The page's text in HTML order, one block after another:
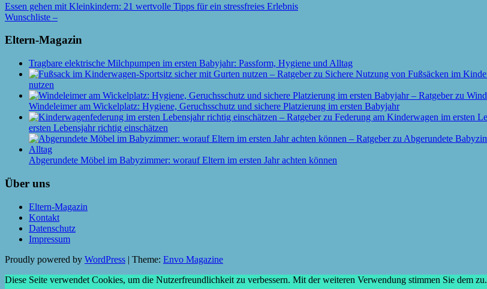
Essen gehen mit Kleinkindern: 21 wertvolle Tipps für ein stressfreies Erlebnis
Wunschliste –
Eltern-Magazin
Tragbare elektrische Milchpumpen im ersten Babyjahr: Passform, Hygiene und Alltag
nutzen
Windeleimer am Wickelplatz: Hygiene, Geruchsschutz und sichere Platzierung im ersten Babyjahr
ersten Lebensjahr richtig einschätzen
Abgerundete Möbel im Babyzimmer: worauf Eltern im ersten Jahr achten können
Über uns
Eltern-Magazin
Kontakt
Datenschutz
Impressum
Proudly powered by WordPress | Theme: Envo Magazine
Diese Seite verwendet Cookies, um die Nutzerfreundlichkeit zu verbessern. Mit der weiteren Verwendung stimmen Sie dem zu.